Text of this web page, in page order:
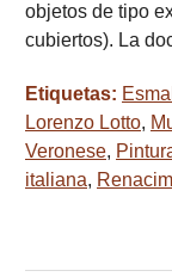
objetos de tipo
cubiertos). La
Etiquetas:
Lorenzo Lotto,
Veronese,
italiana,